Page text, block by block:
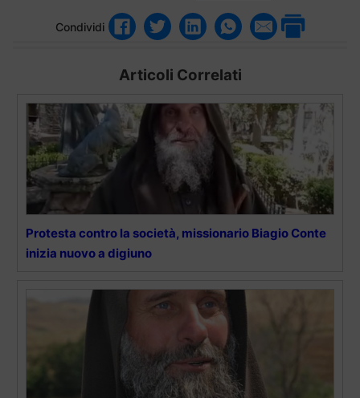
Condividi
Articoli Correlati
Protesta contro la società, missionario Biagio Conte
inizia nuovo a digiuno